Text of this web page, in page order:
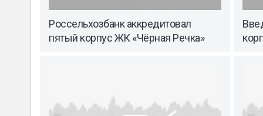
Россельхозбанк аккредитовал
пятый корпус ЖК «Чёрная Речка»